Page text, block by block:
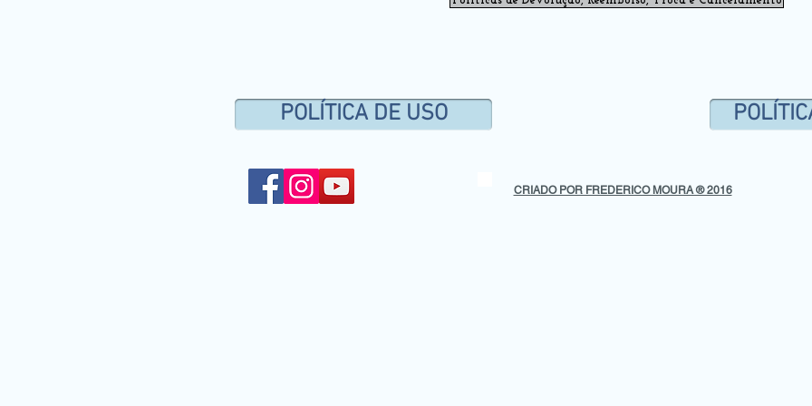
POLÍTICA DE USO
CRIADO POR FREDERICO MOURA ® 2016